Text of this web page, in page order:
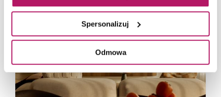
Spersonalizuj
Odmowa